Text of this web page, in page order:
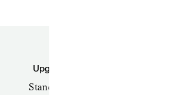
Upgrade für Printabonnenten
Standard (TdZ+) – Zeitschriften